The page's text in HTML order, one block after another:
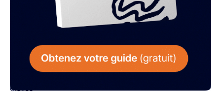
l’Éducation,
élèves